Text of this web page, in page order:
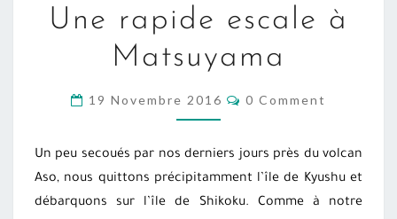
RAPIDE
À
Une rapide escale à
Matsuyama
19 Novembre 2016 COMMENTS
0 Comment
Un peu secoués par nos derniers jours près du volcan
Aso, nous quittons précipitamment l’île de Kyushu et
débarquons sur l’île de Shikoku. Comme à notre